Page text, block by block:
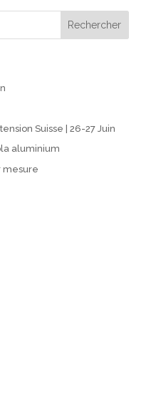
Suisse | 26-27 Juin
aluminium
mesure